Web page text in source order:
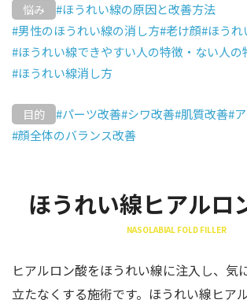
悩み
#ほうれい線の原因と改善方法
#男性のほうれい線の消し方#老け顔#ほうれ
#ほうれい線できやすい人の特徴・ない人の
#ほうれい線消し方
目的 #パーツ改善#シワ改善#肌質改善#
#顔全体のバランス改善
ほうれい線ヒアルロ
NASOLABIAL FOLD FILLER
ヒアルロン酸をほうれい線に注入し、気
立たなくする施術です。ほうれい線ヒア